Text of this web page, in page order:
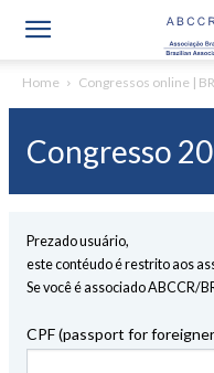
Home Congressos online |
Congresso
Prezado usuário,
este contéudo é restrito aos
Se você é associado ABCCR/
CPF (passport for